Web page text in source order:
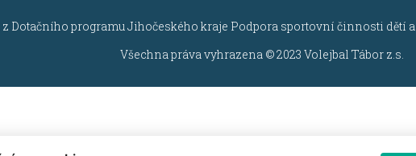
Dotačního programu Jihočeského kraje Podpora sportovní činnosti dětí
Všechna práva vyhrazena © 2023 Volejbal Tábor z.s.